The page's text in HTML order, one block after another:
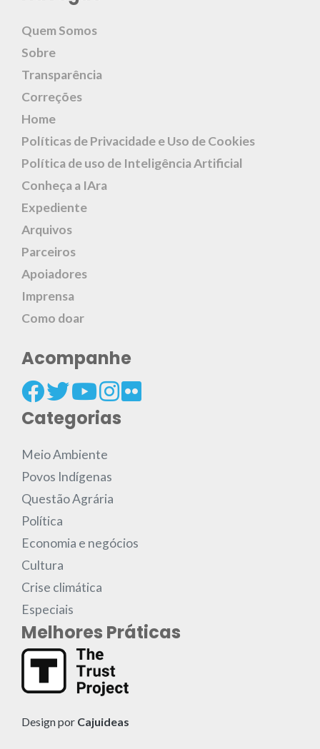
Quem Somos
Sobre
Transparência
Correções
Home
Políticas de Privacidade e Uso de Cookies
Política de uso de Inteligência Artificial
Conheça a IAra
Expediente
Arquivos
Parceiros
Apoiadores
Imprensa
Como doar
Acompanhe
Categorias
Meio Ambiente
Povos Indígenas
Questão Agrária
Política
Economia e negócios
Cultura
Crise climática
Especiais
Melhores Práticas
Design por Cajuideas